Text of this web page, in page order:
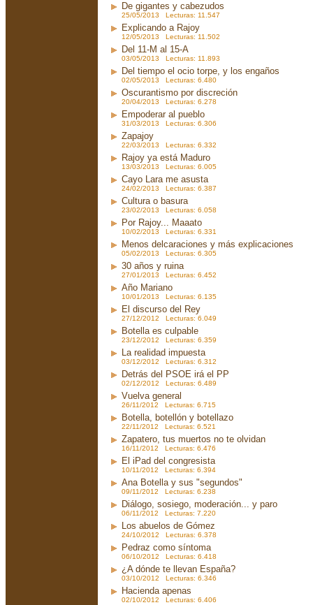
De gigantes y cabezudos
25/05/2013 Lecturas: 11.547
Explicando a Rajoy
12/05/2013 Lecturas: 11.502
Del 11-M al 15-A
03/05/2013 Lecturas: 11.893
Del tiempo el ocio torpe, y los engaños
02/05/2013 Lecturas: 6.480
Oscurantismo por discreción
20/04/2013 Lecturas: 6.278
Empoderar al pueblo
31/03/2013 Lecturas: 6.306
Zapajoy
22/03/2013 Lecturas: 6.332
Rajoy ya está Maduro
13/03/2013 Lecturas: 6.005
Cayo Lara me asusta
24/02/2013 Lecturas: 6.387
Cultura o basura
23/02/2013 Lecturas: 6.058
Por Rajoy... Maaato
10/02/2013 Lecturas: 6.331
Menos delcaraciones y más explicaciones
05/02/2013 Lecturas: 6.305
30 años y ruina
27/01/2013 Lecturas: 6.452
Año Mariano
10/01/2013 Lecturas: 6.135
El discurso del Rey
27/12/2012 Lecturas: 6.049
Botella es culpable
23/12/2012 Lecturas: 6.359
La realidad impuesta
03/12/2012 Lecturas: 6.312
Detrás del PSOE irá el PP
02/12/2012 Lecturas: 6.489
Vuelva general
26/11/2012 Lecturas: 6.715
Botella, botellón y botellazo
22/11/2012 Lecturas: 6.521
Zapatero, tus muertos no te olvidan
16/11/2012 Lecturas: 6.476
El iPad del congresista
10/11/2012 Lecturas: 6.394
Ana Botella y sus "segundos"
09/11/2012 Lecturas: 6.238
Diálogo, sosiego, moderación... y paro
06/11/2012 Lecturas: 7.220
Los abuelos de Gómez
24/10/2012 Lecturas: 6.378
Pedraz como síntoma
06/10/2012 Lecturas: 6.418
¿A dónde te llevan España?
03/10/2012 Lecturas: 6.346
Hacienda apenas
02/10/2012 Lecturas: 6.406